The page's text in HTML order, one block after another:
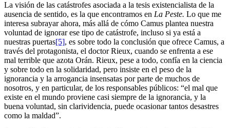
La visión de las catástrofes asociada a la tesis existencialista de la
ausencia de sentido, es la que encontramos en La Peste. Lo que me
interesa subrayar ahora, más allá de cómo Camus plantea nuestra
voluntad de ignorar ese tipo de catástrofe, incluso si ya está a
nuestras puertas[5], es sobre todo la conclusión que ofrece Camus, a
través del protagonista, el doctor Rieux, cuando se enfrenta a ese
mal terrible que azota Orán. Rieux, pese a todo, confía en la ciencia
y sobre todo en la solidaridad, pero insiste en el peso de la
ignorancia y la arrogancia insensatas por parte de muchos de
nosotros, y en particular, de los responsables públicos: “el mal que
existe en el mundo proviene casi siempre de la ignorancia, y la
buena voluntad, sin clarividencia, puede ocasionar tantos desastres
como la maldad”.